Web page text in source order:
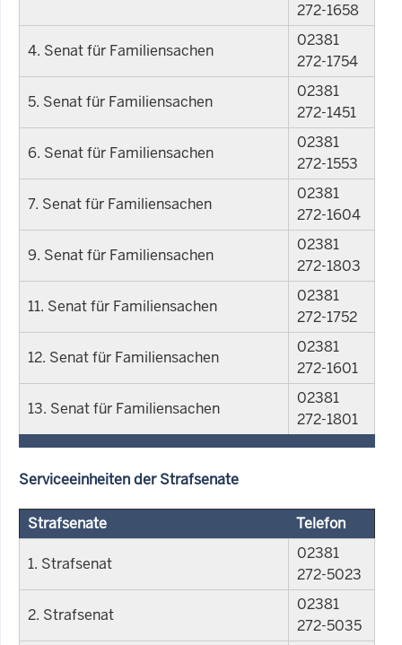
272-1658
4. Senat für Familiensachen
02381
272-1754
5. Senat für Familiensachen
02381
272-1451
6. Senat für Familiensachen
02381
272-1553
7. Senat für Familiensachen
02381
272-1604
9. Senat für Familiensachen
02381
272-1803
11. Senat für Familiensachen
02381
272-1752
12. Senat für Familiensachen
02381
272-1601
13. Senat für Familiensachen
02381
272-1801
Serviceeinheiten der Strafsenate
Strafsenate Telefon
1. Strafsenat
02381
272-5023
2. Strafsenat
02381
272-5035